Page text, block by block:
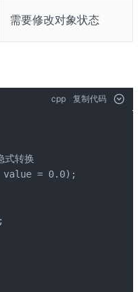
需要修改对象状态
cpp 复制代码
式转换
= 0.0);